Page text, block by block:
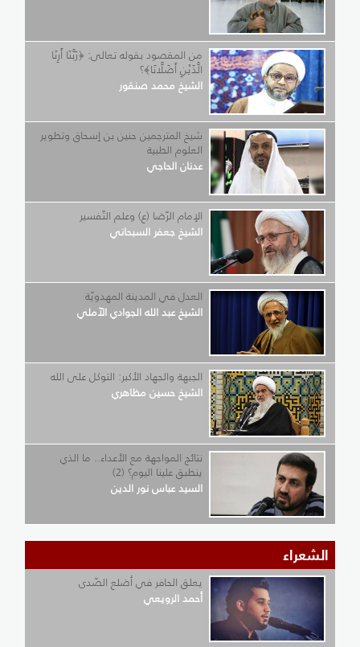
من المقصود بقوله تعالى: ﴿رَبَّنَا أَرِنَا
الَّذَيْنِ أَضَلَّانَا﴾؟
الشيخ محمد صنقور
شيخ المترجمين حنين بن إسحاق وتطوير
العلوم الطبية
عدنان الحاجي
الإمام الرّضا (ع) وعلم التّفسير
الشيخ جعفر السبحاني
العدل في المدينة المهدويّة
الشيخ عبد الله الجوادي الآملي
الجبهة والجهاد الأكبر: التوكل على الله
الشيخ حسين مظاهري
نتائج المواجهة مع الأعداء.. ما الذي
ينطبق علينا اليوم؟ (2)
السيد عباس نور الدين
الشعراء
يعلق الحافر في أضلع الصّدى
أحمد الرويعي